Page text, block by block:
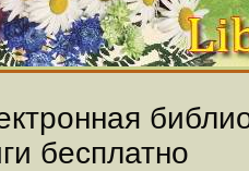
бесплатно